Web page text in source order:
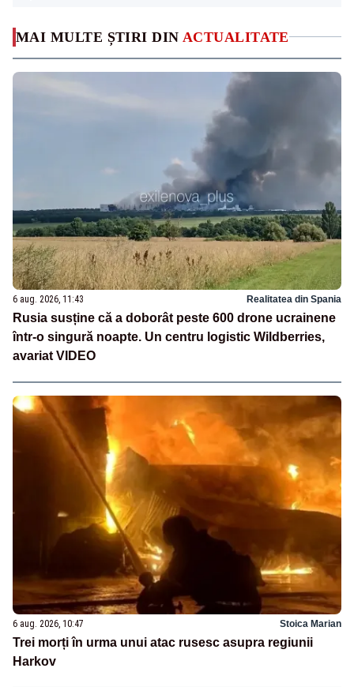
MAI MULTE ȘTIRI DIN ACTUALITATE
6 aug. 2026, 11:43 Realitatea din Spania
Rusia susține că a doborât peste 600 drone ucrainene
într-o singură noapte. Un centru logistic Wildberries,
avariat VIDEO
6 aug. 2026, 10:47 Stoica Marian
Trei morți în urma unui atac rusesc asupra regiunii
Harkov